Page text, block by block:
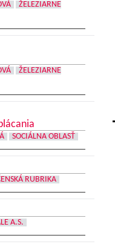
ŽELEZIARNE
ŽELEZIARNE
SOCIÁLNA OBLASŤ
RUBRIKA
A.S.